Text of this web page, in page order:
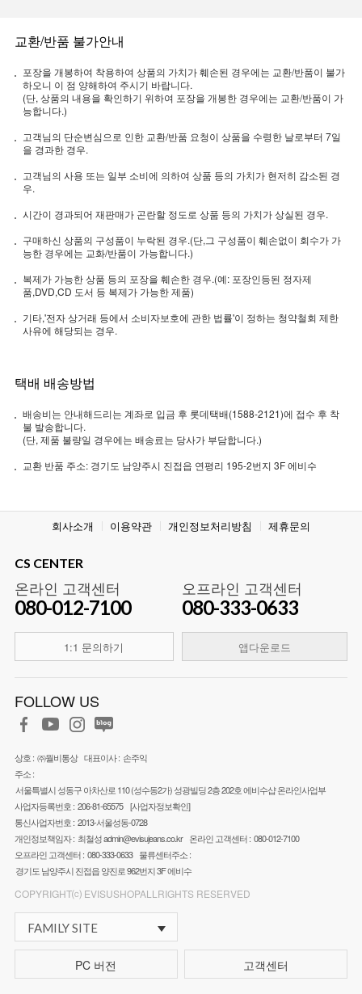
교환/반품 불가안내
포장을 개봉하여 착용하여 상품의 가치가 훼손된 경우에는 교환/반품이 불가
하오니 이 점 양해하여 주시기 바랍니다.
(단, 상품의 내용을 확인하기 위하여 포장을 개봉한 경우에는 교환/반품이 가
능합니다.)
고객님의 단순변심으로 인한 교환/반품 요청이 상품을 수령한 날로부터 7일
을 경과한 경우.
고객님의 사용 또는 일부 소비에 의하여 상품 등의 가치가 현저히 감소된 경
우.
시간이 경과되어 재판매가 곤란할 정도로 상품 등의 가치가 상실된 경우.
구매하신 상품의 구성품이 누락된 경우.(단,그 구성품이 훼손없이 회수가 가
능한 경우에는 교화/반품이 가능합니다.)
복제가 가능한 상품 등의 포장을 훼손한 경우.(예: 포장인등된 정자제
품,DVD,CD 도서 등 복제가 가능한 제품)
기타,'전자 상거래 등에서 소비자보호에 관한 법률'이 정하는 청약철회 제한
사유에 해당되는 경우.
택배 배송방법
배송비는 안내해드리는 계좌로 입금 후 롯데택배(1588-2121)에 접수 후 착
불 발송합니다.
(단, 제품 불량일 경우에는 배송료는 당사가 부담합니다.)
교환 반품 주소: 경기도 남양주시 진접읍 연평리 195-2번지 3F 에비수
회사소개 이용약관 개인정보처리방침 제휴문의
CS CENTER
온라인 고객센터
080-012-7100
1:1 문의하기
오프라인 고객센터
080-333-0633
앱다운로드
FOLLOW US
상호 : ㈜월비통상 대표이사 : 손주익
주소 :
서울특별시 성동구 아차산로 110 (성수동2가) 성광빌딩 2층 202호 에비수샵 온라인사업부
사업자등록번호 : 206-81-65575 [사업자정보확인]
통신사업자번호 : 2013-서울성동-0728
개인정보책임자 : 최철성admin@evisujeans.co.kr 온라인 고객센터 : 080-012-7100
오프라인 고객센터 : 080-333-0633 물류센터주소 :
경기도 남양주시 진접읍 양진로 962번지 3F 에비수
COPYRIGHT⒞ EVISUSHOPALLRIGHTS RESERVED
FAMILY SITE
PC 버전 고객센터